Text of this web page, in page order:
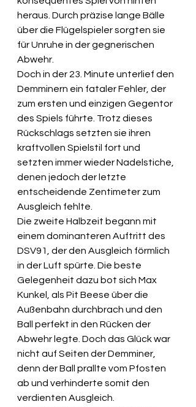
heraus. Durch präzise lange Bälle
über die Flügelspieler sorgten sie
für Unruhe in der gegnerischen
Abwehr.
Doch in der 23. Minute unterlief den
Demminern ein fataler Fehler, der
zum ersten und einzigen Gegentor
des Spiels führte. Trotz dieses
Rückschlags setzten sie ihren
kraftvollen Spielstil fort und
setzten immer wieder Nadelstiche,
denen jedoch der letzte
entscheidende Zentimeter zum
Ausgleich fehlte.
Die zweite Halbzeit begann mit
einem dominanteren Auftritt des
DSV91, der den Ausgleich förmlich
in der Luft spürte. Die beste
Gelegenheit dazu bot sich Max
Kunkel, als Pit Beese über die
Außenbahn durchbrach und den
Ball perfekt in den Rücken der
Abwehr legte. Doch das Glück war
nicht auf Seiten der Demminer,
denn der Ball prallte vom Pfosten
ab und verhinderte somit den
verdienten Ausgleich.